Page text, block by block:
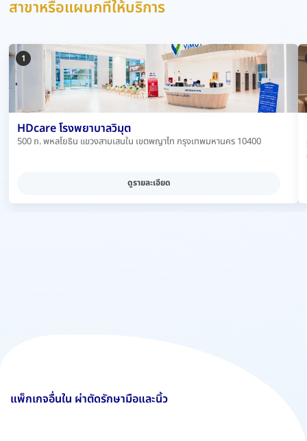
สาขาหรือแผนกที่ให้บริการ
1
HDcare โรงพยาบาลวิมุต
500 ถ. พหลโยธิน แขวงสามเสนใน เขตพญาไท กรุงเทพมหานคร 10400
ดูรายละเอียด
แพ็กเกจอื่นใน ผ่าตัดรักษามือและนิ้ว